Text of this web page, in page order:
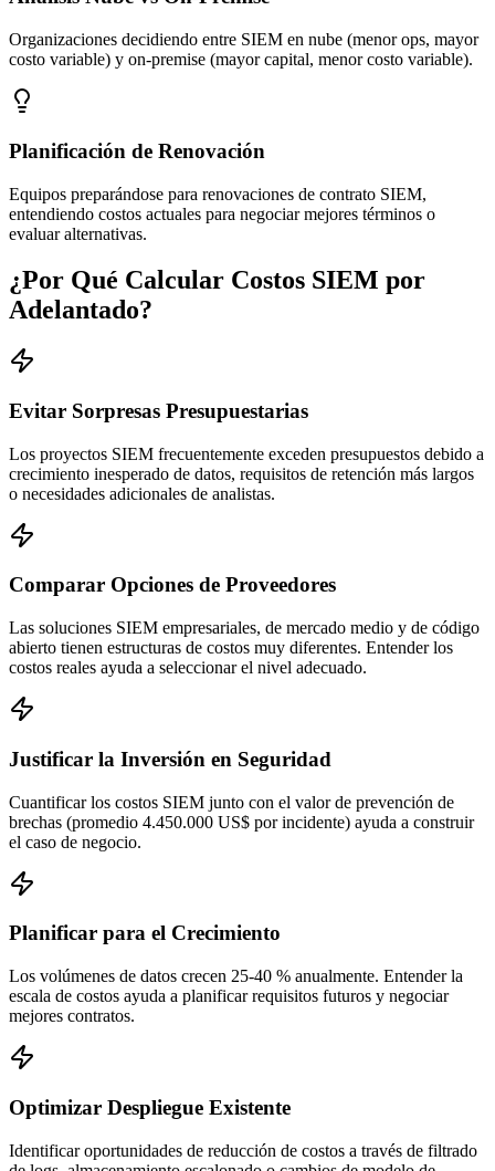
Organizaciones decidiendo entre SIEM en nube (menor ops, mayor
costo variable) y on-premise (mayor capital, menor costo variable).
Planificación de Renovación
Equipos preparándose para renovaciones de contrato SIEM,
entendiendo costos actuales para negociar mejores términos o
evaluar alternativas.
¿Por Qué Calcular Costos SIEM por
Adelantado?
Evitar Sorpresas Presupuestarias
Los proyectos SIEM frecuentemente exceden presupuestos debido a
crecimiento inesperado de datos, requisitos de retención más largos
o necesidades adicionales de analistas.
Comparar Opciones de Proveedores
Las soluciones SIEM empresariales, de mercado medio y de código
abierto tienen estructuras de costos muy diferentes. Entender los
costos reales ayuda a seleccionar el nivel adecuado.
Justificar la Inversión en Seguridad
Cuantificar los costos SIEM junto con el valor de prevención de
brechas (promedio 4.450.000 US$ por incidente) ayuda a construir
el caso de negocio.
Planificar para el Crecimiento
Los volúmenes de datos crecen 25-40 % anualmente. Entender la
escala de costos ayuda a planificar requisitos futuros y negociar
mejores contratos.
Optimizar Despliegue Existente
Identificar oportunidades de reducción de costos a través de filtrado